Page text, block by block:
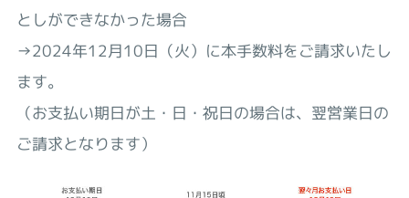
としができなかった場合
→2024年12月10日（火）に本手数料をご請求いたし
ます。
（お支払い期日が土・日・祝日の場合は、翌営業日の
ご請求となります）